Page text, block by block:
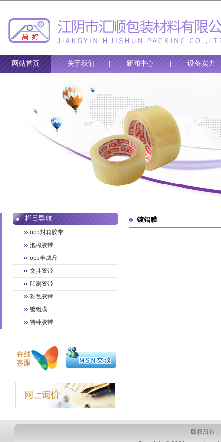
网站首页 关于我们 | 新闻中心 | 设备实力
栏目导航
opp封箱胶带
泡棉胶带
opp半成品
文具胶带
印刷胶带
彩色胶带
镀铝膜
特种胶带
镀铝膜
版权所有